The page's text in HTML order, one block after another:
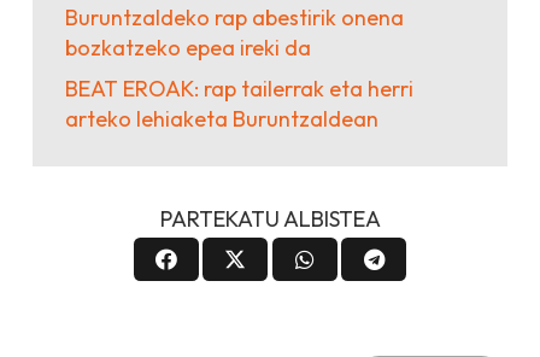
Buruntzaldeko rap abestirik onena
bozkatzeko epea ireki da
BEAT EROAK: rap tailerrak eta herri
arteko lehiaketa Buruntzaldean
PARTEKATU ALBISTEA